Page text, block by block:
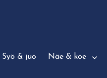
Syö & juo Näe & koe